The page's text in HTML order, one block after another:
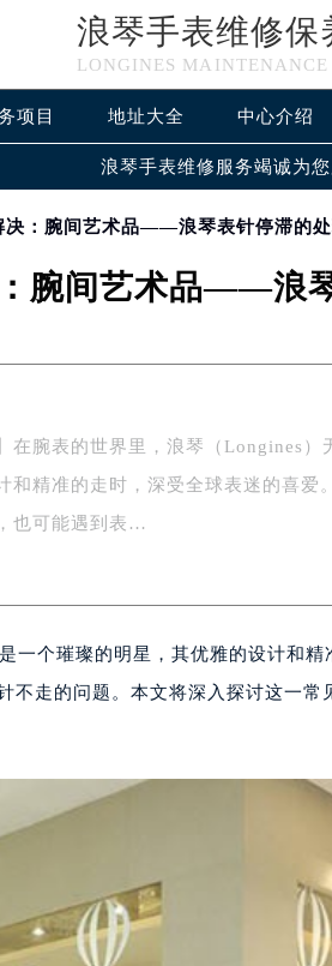
浪琴手表维修保
LONGINES MAINTENANCE
项目 地址大全 中心介绍
浪琴手表维修服务竭诚为您
决：腕间艺术品——浪琴表针停滞的
腕间艺术品——浪
在腕表的世界里，浪琴（Longines）
和精准的走时，深受全球表迷的喜爱
也可能遇到表…
一个璀璨的明星，其优雅的设计和
不走的问题。本文将深入探讨这一常